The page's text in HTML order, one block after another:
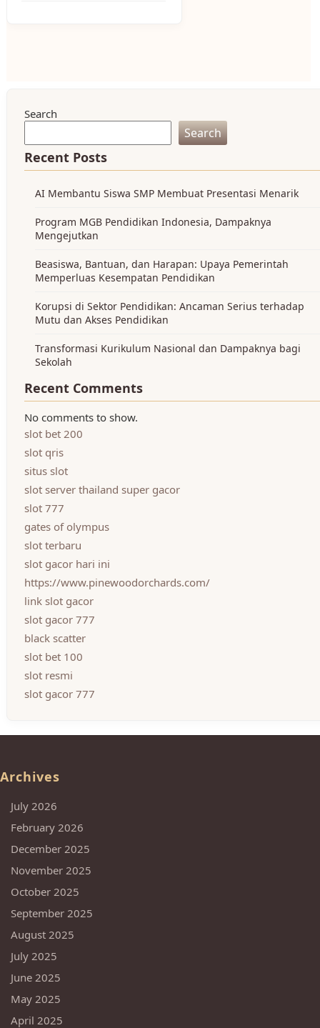
Search
Search
Recent Posts
AI Membantu Siswa SMP Membuat Presentasi Menarik
Program MGB Pendidikan Indonesia, Dampaknya
Mengejutkan
Beasiswa, Bantuan, dan Harapan: Upaya Pemerintah
Memperluas Kesempatan Pendidikan
Korupsi di Sektor Pendidikan: Ancaman Serius terhadap
Mutu dan Akses Pendidikan
Transformasi Kurikulum Nasional dan Dampaknya bagi
Sekolah
Recent Comments
No comments to show.
slot bet 200
slot qris
situs slot
slot server thailand super gacor
slot 777
gates of olympus
slot terbaru
slot gacor hari ini
https://www.pinewoodorchards.com/
link slot gacor
slot gacor 777
black scatter
slot bet 100
slot resmi
slot gacor 777
Archives
July 2026
February 2026
December 2025
November 2025
October 2025
September 2025
August 2025
July 2025
June 2025
May 2025
April 2025